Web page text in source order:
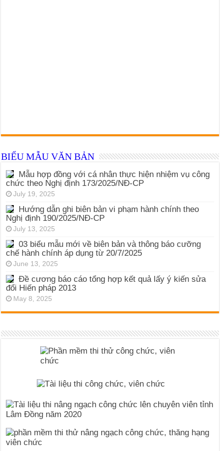
BIỂU MẪU VĂN BẢN
Mẫu hợp đồng với cá nhân thực hiện nhiệm vụ công
chức theo Nghị định 173/2025/NĐ-CP
July 19, 2025
Hướng dẫn ghi biên bản vi phạm hành chính theo
Nghị định 190/2025/NĐ-CP
July 13, 2025
03 biểu mẫu mới về biên bản và thông báo cưỡng
chế hành chính áp dụng từ 20/7/2025
June 13, 2025
Đề cương báo cáo tổng hợp kết quả lấy ý kiến sửa
đổi Hiến pháp 2013
May 8, 2025